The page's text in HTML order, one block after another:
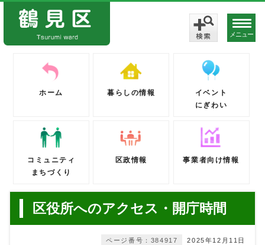
メニュー
ホーム 暮らしの情報
イベント
にぎわい
コミュニティ
まちづくり
区政情報 事業者向け情報
区役所へのアクセス・開庁時間
2025年12月11日
ページ番号：384917